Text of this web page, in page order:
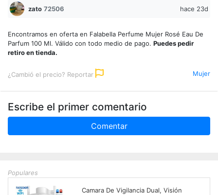
zato 72506 hace 23d
Encontramos en oferta en Falabella Perfume Mujer Rosé Eau De
Parfum 100 Ml. Válido con todo medio de pago. Puedes pedir
retiro en tienda.
¿Cambió el precio? Reportar Mujer
Escribe el primer comentario
Comentar
Populares
Camara De Vigilancia Dual, Visión